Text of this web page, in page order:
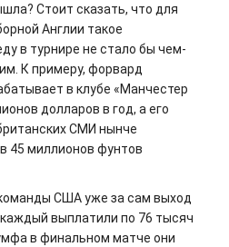
Стоит сказать, что для
Англии такое
в турнире не стало бы чем-
К примеру, форвард
в клубе «Манчестер
долларов в год, а его
СМИ нынче
45 миллионов фунтов
США уже за сам выход
выплатили по 76 тысяч
в финальном матче они